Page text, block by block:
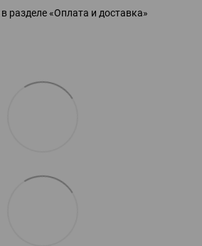
в разделе «Оплата и доставка»